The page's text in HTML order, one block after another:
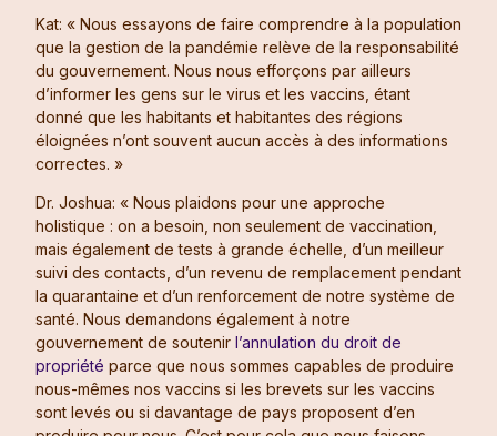
Kat: « Nous essayons de faire comprendre à la population
que la gestion de la pandémie relève de la responsabilité
du gouvernement. Nous nous efforçons par ailleurs
d’informer les gens sur le virus et les vaccins, étant
donné que les habitants et habitantes des régions
éloignées n’ont souvent aucun accès à des informations
correctes. »
Dr. Joshua: « Nous plaidons pour une approche
holistique : on a besoin, non seulement de vaccination,
mais également de tests à grande échelle, d’un meilleur
suivi des contacts, d’un revenu de remplacement pendant
la quarantaine et d’un renforcement de notre système de
santé. Nous demandons également à notre
gouvernement de soutenir l’annulation du droit de
propriété parce que nous sommes capables de produire
nous-mêmes nos vaccins si les brevets sur les vaccins
sont levés ou si davantage de pays proposent d’en